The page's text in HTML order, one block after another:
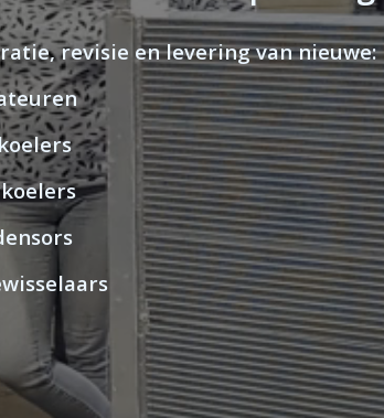
revisie en levering van nieuwe: